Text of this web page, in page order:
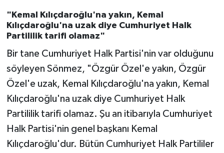
"Kemal Kılıçdaroğlu'na yakın, Kemal
Kılıçdaroğlu'na uzak diye Cumhuriyet Halk
Partililik tarifi olamaz"
Bir tane Cumhuriyet Halk Partisi'nin var olduğunu
söyleyen Sönmez, "Özgür Özel'e yakın, Özgür
Özel'e uzak, Kemal Kılıçdaroğlu'na yakın, Kemal
Kılıçdaroğlu'na uzak diye Cumhuriyet Halk
Partililik tarifi olamaz. Şu an itibarıyla Cumhuriyet
Halk Partisi'nin genel başkanı Kemal
Kılıçdaroğlu'dur. Bütün Cumhuriyet Halk Partililer